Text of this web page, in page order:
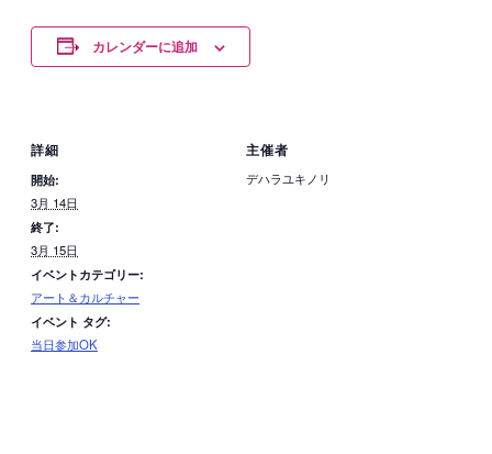
カレンダーに追加
詳細
開始:
3月 14日
終了:
3月 15日
イベントカテゴリー:
アート＆カルチャー
イベント タグ:
当日参加OK
主催者
デハラユキノリ